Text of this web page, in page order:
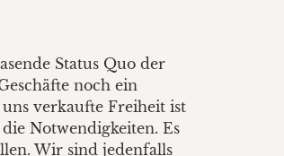
Status Quo der
noch ein
verkaufte Freiheit ist
Notwendigkeiten. Es
Wir sind jedenfalls